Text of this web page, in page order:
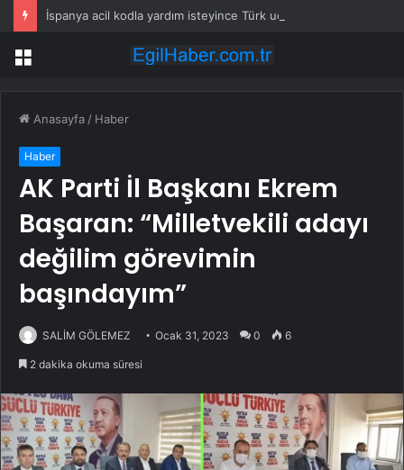
İspanya acil kodla yardım isteyince Türk uçakları havalandı
Menü
Anasayfa / Haber
Haber
AK Parti İl Başkanı Ekrem
Başaran: “Milletvekili adayı
değilim görevimin
başındayım”
SALİM GÖLEMEZ Ocak 31, 2023 0 6
2 dakika okuma süresi